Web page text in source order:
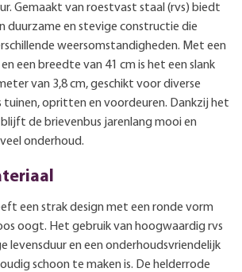
Gemaakt van roestvast staal (rvs) biedt
duurzame en stevige constructie die
weersomstandigheden. Met een
een breedte van 41 cm is het een slank
van 3,8 cm, geschikt voor diverse
tuinen, opritten en voordeuren. Dankzij het
de brievenbus jarenlang mooi en
onderhoud.
een strak design met een ronde vorm
oogt. Het gebruik van hoogwaardig rvs
levensduur en een onderhoudsvriendelijk
schoon te maken is. De helderrode